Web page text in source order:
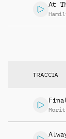
At
TRACCIA